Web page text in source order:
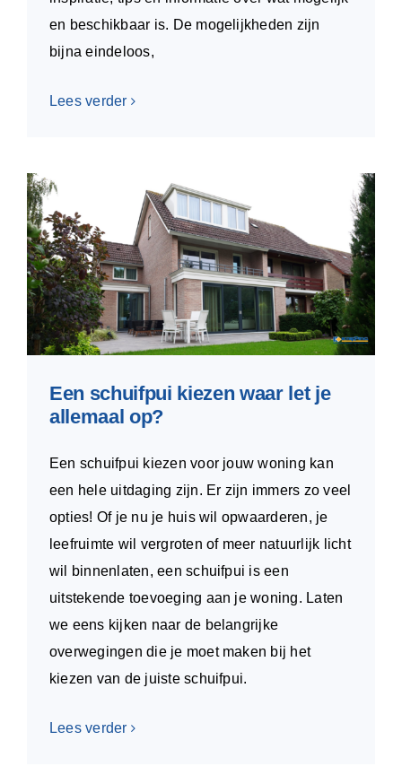
en beschikbaar is. De mogelijkheden zijn
bijna eindeloos,
Lees verder
Een schuifpui kiezen waar let je
allemaal op?
Een schuifpui kiezen voor jouw woning kan
een hele uitdaging zijn. Er zijn immers zo veel
opties! Of je nu je huis wil opwaarderen, je
leefruimte wil vergroten of meer natuurlijk licht
wil binnenlaten, een schuifpui is een
uitstekende toevoeging aan je woning. Laten
we eens kijken naar de belangrijke
overwegingen die je moet maken bij het
kiezen van de juiste schuifpui.
Lees verder